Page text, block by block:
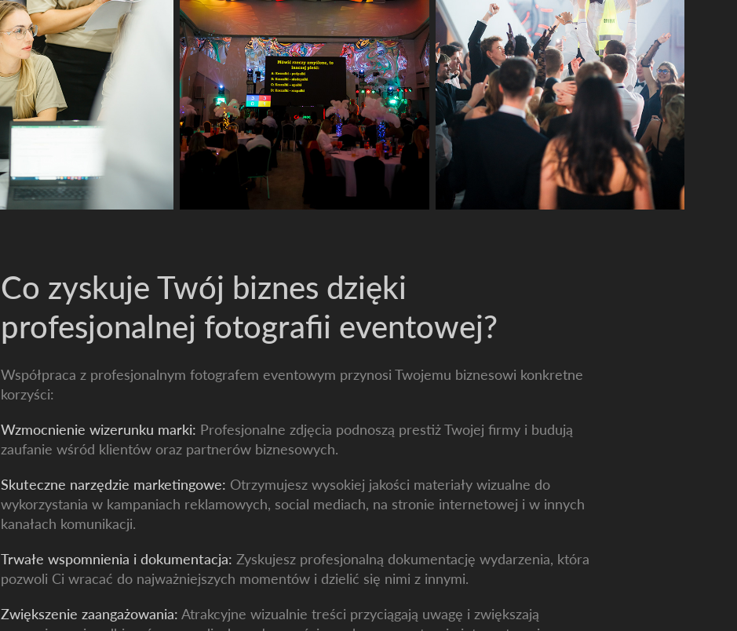
Co zyskuje Twój biznes dzięki
profesjonalnej fotografii eventowej?
Współpraca z profesjonalnym fotografem eventowym przynosi Twojemu biznesowi konkretne
korzyści:
Wzmocnienie wizerunku marki: Profesjonalne zdjęcia podnoszą prestiż Twojej firmy i budują
zaufanie wśród klientów oraz partnerów biznesowych.
Skuteczne narzędzie marketingowe: Otrzymujesz wysokiej jakości materiały wizualne do
wykorzystania w kampaniach reklamowych, social mediach, na stronie internetowej i w innych
kanałach komunikacji.
Trwałe wspomnienia i dokumentacja: Zyskujesz profesjonalną dokumentację wydarzenia, która
pozwoli Ci wracać do najważniejszych momentów i dzielić się nimi z innymi.
Zwiększenie zaangażowania: Atrakcyjne wizualnie treści przyciągają uwagę i zwiększają